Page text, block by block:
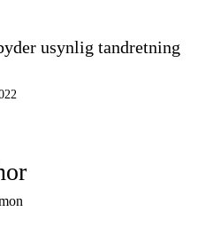
usynlig tandretning